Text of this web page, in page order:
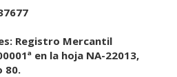
Registro Mercantil
en la hoja NA-22013,
80.